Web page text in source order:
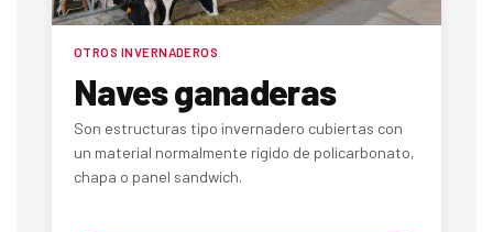
OTROS INVERNADEROS
Naves ganaderas
Son estructuras tipo invernadero cubiertas con
un material normalmente rígido de policarbonato,
chapa o panel sandwich.